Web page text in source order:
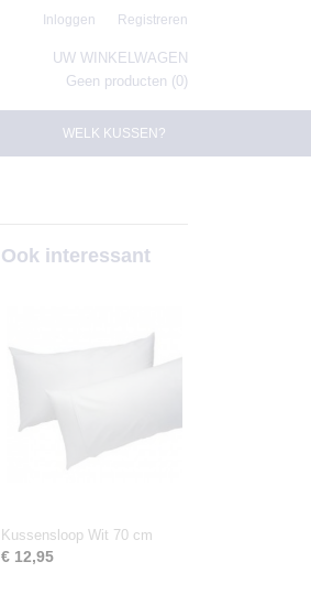
Inloggen Registreren
UW WINKELWAGEN
Geen producten (0)
WELK KUSSEN?
Ook interessant
Kussensloop Wit 70 cm
€ 12,95